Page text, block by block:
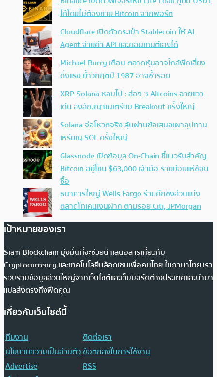
ได้โดยไม่ต้องขาย Bitcoin จากพอร์ต
Cloudflare เปิดตัวกระเป๋า Stablecoin ให้ AI
Agent จ่ายค่า API และคอนเทนต์เองได้
Michael Burry เตือน ตลาดหุ้นอาจใกล้พีคเสี่ยง
ดิ่งแรง ย้ำวิกฤตปี 1987 อาจซ้ำรอย
XRP-Solana หลบไป : ส่อง 3 Altcoins ฉายแวว
เด่น ส่งสัญญาณเตรียม Breakout ครั้งใหญ่
Solana จ่อโหวตจริง ลุ้นผ่านข้อเสนอเผาอุปทาน
เหรียญ SOL ครั้งใหญ่
Glassnode เปิดข้อมูล On-Chain ชี้แนวรับสำคัญ
Bitcoin อยู่โซน $63,000 เจ้ามือ-รายย่อยแห่ช้อน
ซื้อ
ธนาคารใหญ่ Wells Fargo ร่วมศึกชิงส่วนแบ่ง
ตลาดโทเคนเงินฝาก ตามรอย Citi, JPMorgan
เป้าหมายของเรา
Siam Blockchain มุ่งมั่นที่จะช่วยนำเสนอสารเกี่ยวกับ
Cryptocurrency และเทคโนโลยีบล็อกเชนเพื่อคนไทย ในภาษาไทย เรา
รวบรวมข้อมูลส่วนใหญ่จากเว็บไซต์และเว็บบอร์ดต่างประเทศและนำมา
แปลส่งตรงถึงฟีดคุณ
เกี่ยวกับเว็บไซต์นี้
ทีมงาน
ติดต่อเรา
นโยบายความเป็นส่วนตัวข้อตกลงในการใช้งาน
Advertise
RSS